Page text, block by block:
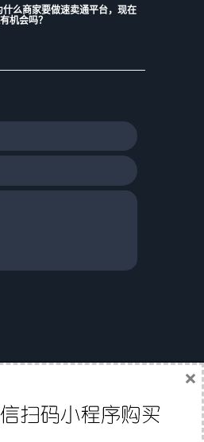
么商家要做速卖通平台，现在
机会吗？
|外贸直通职
×